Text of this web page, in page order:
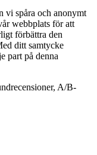
vi spåra och anonymt
webbplats för att
förbättra den
ditt samtycke
part på denna
A/B-